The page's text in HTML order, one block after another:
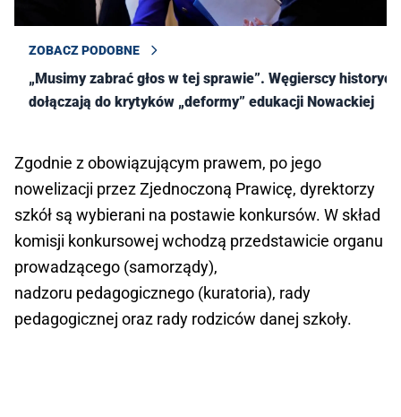
ZOBACZ PODOBNE
„Musimy zabrać głos w tej sprawie”. Węgierscy historycy
dołączają do krytyków „deformy” edukacji Nowackiej
Zgodnie z obowiązującym prawem, po jego
nowelizacji przez Zjednoczoną Prawicę, dyrektorzy
szkół są wybierani na postawie konkursów. W skład
komisji konkursowej wchodzą przedstawicie organu
prowadzącego (samorządy),
nadzoru pedagogicznego (kuratoria), rady
pedagogicznej oraz rady rodziców danej szkoły.